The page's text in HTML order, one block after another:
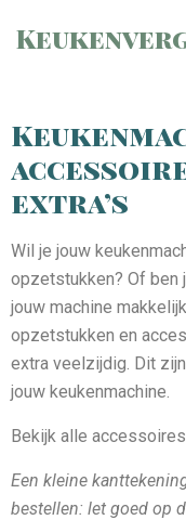
extra’s
Wil je jouw
opzetstukken? Of ben
jouw machine
opzetstukken en
extra veelzijdig. Dit
jouw keukenmachine.
Bekijk alle
Een kleine
bestellen: let goed op